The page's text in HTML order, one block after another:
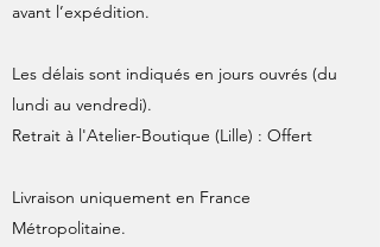
avant l’expédition.
Les délais sont indiqués en jours ouvrés (du
lundi au vendredi).
Retrait à l'Atelier-Boutique (Lille) : Offert
Livraison uniquement en France
Métropolitaine.